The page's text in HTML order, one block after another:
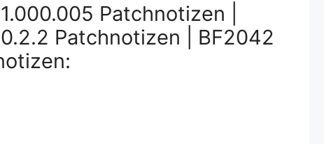
Patchnotizen |
Patchnotizen | BF2042